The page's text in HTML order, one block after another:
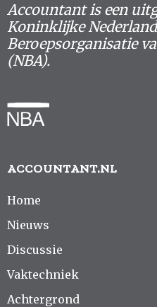
Accountant is een
Koninklijke
Beroepsorganisatie
(NBA).
ACCOUNTANT.NL
Home
Nieuws
Discussie
Vaktechniek
Achtergrond